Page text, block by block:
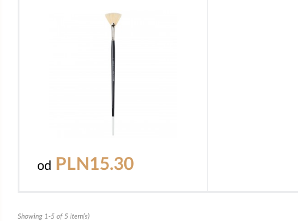
od PLN15.30
Showing 1-5 of 5 item(s)